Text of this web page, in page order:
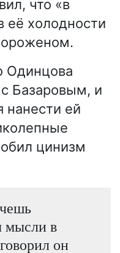
что «в
её холодности
Одинцова
Базаровым, и
нанести ей
цинизм
мысли в
он